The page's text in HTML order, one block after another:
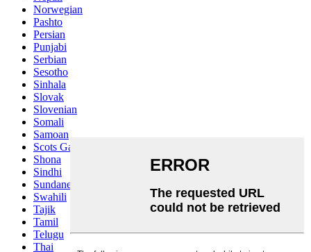
Norwegian
Pashto
Persian
Punjabi
Serbian
Sesotho
Sinhala
Slovak
Slovenian
Somali
Samoan
Scots Gaelic
Shona
Sindhi
Sundanese
Swahili
Tajik
Tamil
Telugu
Thai